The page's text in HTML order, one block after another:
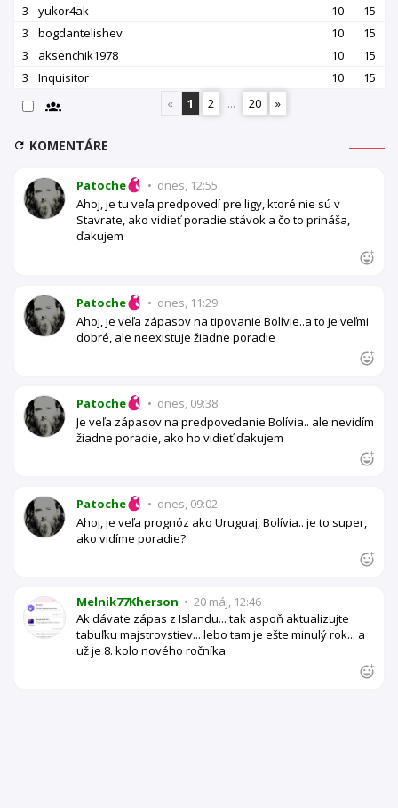
3 yukor4ak 10
15
3
bogdantelishev 10
15
3
aksenchik1978 10
15
3
Inquisitor 10
15
«
1 2 ... 20 »
KOMENTÁRE
Patoche • dnes, 12:55
Ahoj, je tu veľa predpovedí pre ligy, ktoré nie sú v
Stavrate, ako vidieť poradie stávok a čo to prináša,
ďakujem
Patoche • dnes, 11:29
Ahoj, je veľa zápasov na tipovanie Bolívie..a to je veľmi
dobré, ale neexistuje žiadne poradie
Patoche • dnes, 09:38
Je veľa zápasov na predpovedanie Bolívia.. ale nevidím
žiadne poradie, ako ho vidieť ďakujem
Patoche • dnes, 09:02
Ahoj, je veľa prognóz ako Uruguaj, Bolívia.. je to super,
ako vidíme poradie?
Melnik77Kherson • 20 máj, 12:46
Ak dávate zápas z Islandu... tak aspoň aktualizujte
tabuľku majstrovstiev... lebo tam je ešte minulý rok... a
už je 8. kolo nového ročníka